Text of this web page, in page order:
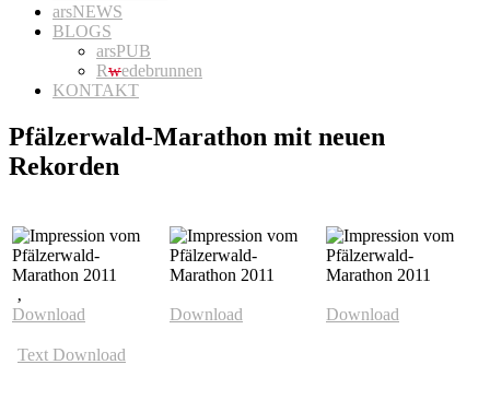
arsNEWS
BLOGS
arsPUB
Rwedebrunnen
KONTAKT
Pfälzerwald-Marathon mit neuen
Rekorden
‚
Download
Download Download
Text Download